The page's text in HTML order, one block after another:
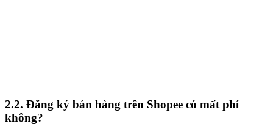
2.2. Đăng ký bán hàng trên Shopee có mất phí
không?